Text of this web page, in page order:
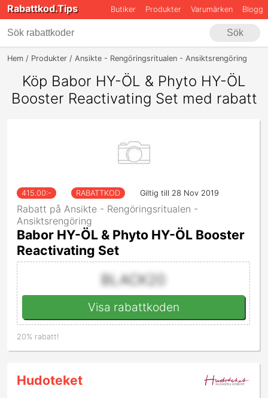
Rabattkod.Tips Butiker Produkter Varumärken Blogg
Sök
Hem Produkter Ansikte - Rengöringsritualen - Ansiktsrengöring
Köp Babor HY-ÖL & Phyto HY-ÖL
Booster Reactivating Set med rabatt
415.00:- RABATTKOD Giltig till 28 Nov 2019
Rabatt på Ansikte - Rengöringsritualen -
Ansiktsrengöring
Babor HY-ÖL & Phyto HY-ÖL Booster
Reactivating Set
BLACK20
Visa rabattkoden
20% rabatt!
Hudoteket